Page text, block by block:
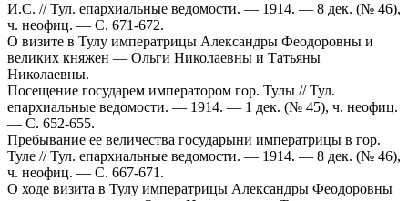
И.С. // Тул. епархиальные ведомости. — 1914. — 8 дек. (№ 46),
ч. неофиц. — С. 671-672.
О визите в Тулу императрицы Александры Феодоровны и
великих княжен — Ольги Николаевны и Татьяны
Николаевны.
Посещение государем императором гор. Тулы // Тул.
епархиальные ведомости. — 1914. — 1 дек. (№ 45), ч. неофиц.
— С. 652-655.
Пребывание ее величества государыни императрицы в гор.
Туле // Тул. епархиальные ведомости. — 1914. — 8 дек. (№ 46),
ч. неофиц. — С. 667-671.
О ходе визита в Тулу императрицы Александры Феодоровны